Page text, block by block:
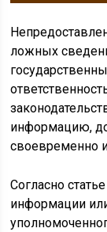
ложных
информацию,
своевременно
Согласно
информации